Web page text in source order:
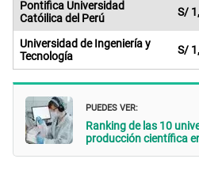
Pontifica Universidad
Catóilica del Perú
S/
Universidad de Ingeniería y
Tecnología
S/
PUEDES VER:
Ranking de las 10
producción científica